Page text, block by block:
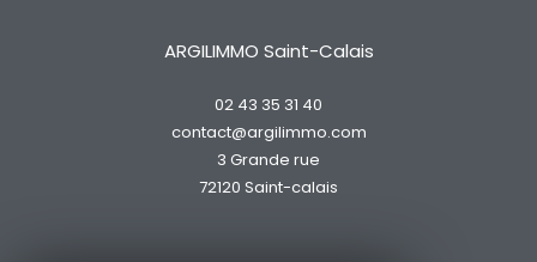
ARGILIMMO Saint-Calais
02 43 35 31 40
contact@argilimmo.com
3 Grande rue
72120
saint-calais